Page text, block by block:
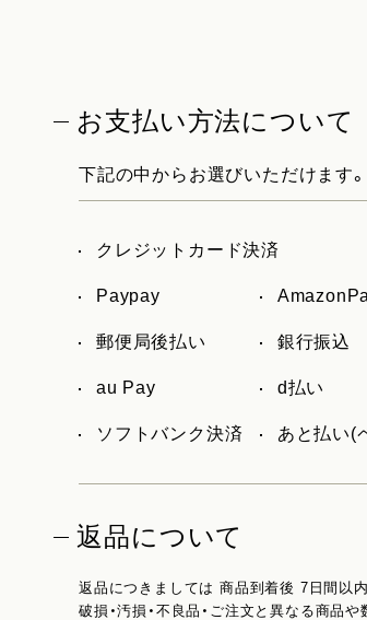
お支払い方法について
下記の中からお選びいただけます。
クレジットカード決済
Paypay
郵便局後払い 銀行振込
au Pay d払い
ソフトバンク決済 あと払い(
返品について
返品につきましては 商品到着後 7日間以
破損・汚損・不良品・ご注文と異なる商品